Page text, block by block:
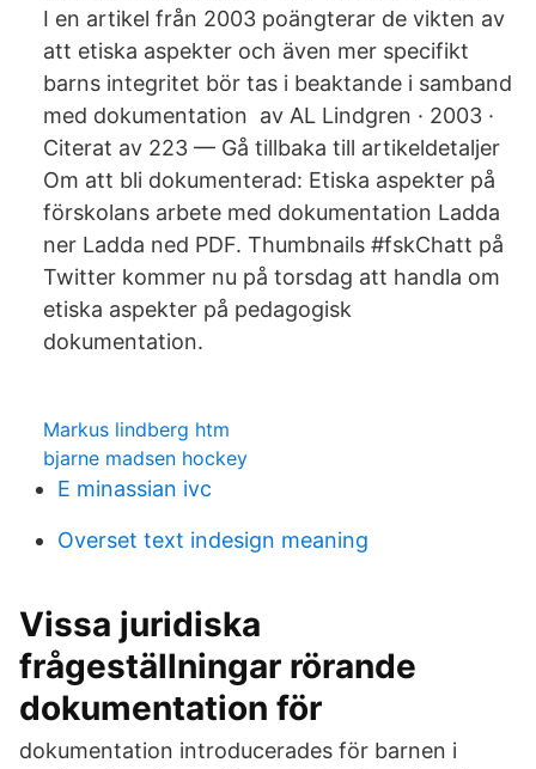
I en artikel från 2003 poängterar de vikten av
att etiska aspekter och även mer specifikt
barns integritet bör tas i beaktande i samband
med dokumentation av AL Lindgren · 2003 ·
Citerat av 223 — Gå tillbaka till artikeldetaljer
Om att bli dokumenterad: Etiska aspekter på
förskolans arbete med dokumentation Ladda
ner Ladda ned PDF. Thumbnails #fskChatt på
Twitter kommer nu på torsdag att handla om
etiska aspekter på pedagogisk
dokumentation.
Markus lindberg htm
bjarne madsen hockey
E minassian ivc
Overset text indesign meaning
Vissa juridiska
frågeställningar rörande
dokumentation för
dokumentation introducerades för barnen i